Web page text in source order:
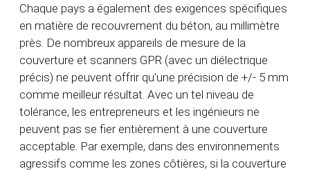
Chaque pays a également des exigences spécifiques
en matière de recouvrement du béton, au millimètre
près. De nombreux appareils de mesure de la
couverture et scanners GPR (avec un diélectrique
précis) ne peuvent offrir qu'une précision de +/- 5 mm
comme meilleur résultat. Avec un tel niveau de
tolérance, les entrepreneurs et les ingénieurs ne
peuvent pas se fier entièrement à une couverture
acceptable. Par exemple, dans des environnements
agressifs comme les zones côtières, si la couverture